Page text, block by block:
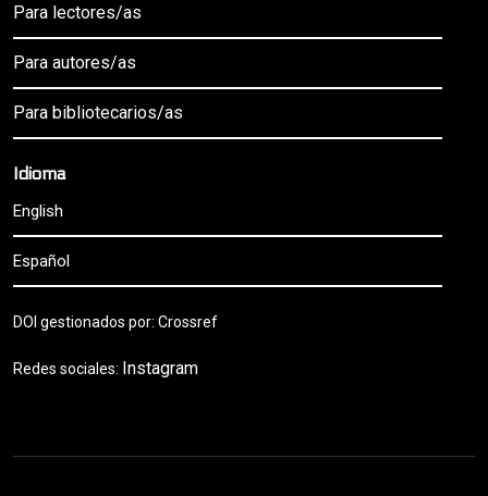
Para lectores/as
Para autores/as
Para bibliotecarios/as
Idioma
English
Español
DOI gestionados por: Crossref
Redes sociales: Instagram